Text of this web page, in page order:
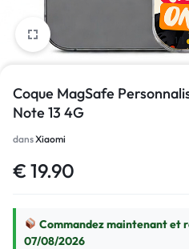
1/1
Coque MagSafe
Note 13 4G
dansXiaomi
€ 19.90
Commandez maintenant et
07/08/2026